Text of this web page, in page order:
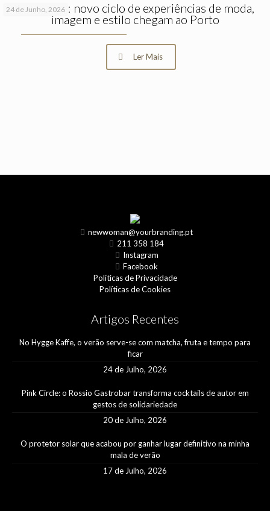
24 de Junho, 2026
FASH_ON: novo ciclo de experiências de moda,
imagem e estilo chegam ao Porto
Ler Mais
newwoman@yourbranding.pt
211 358 184
Instagram
Facebook
Políticas de Privacidade
Políticas de Cookies
Artigos Recentes
No Hygge Kaffe, o verão serve-se com matcha, fruta e tempo para
ficar
24 de Julho, 2026
Pink Circle: o Rossio Gastrobar transforma cocktails de autor em
gestos de solidariedade
20 de Julho, 2026
O protetor solar que acabou por ganhar lugar definitivo na minha
mala de verão
17 de Julho, 2026